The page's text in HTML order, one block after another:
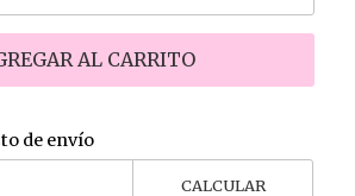
AL CARRITO
de envío
CALCULAR